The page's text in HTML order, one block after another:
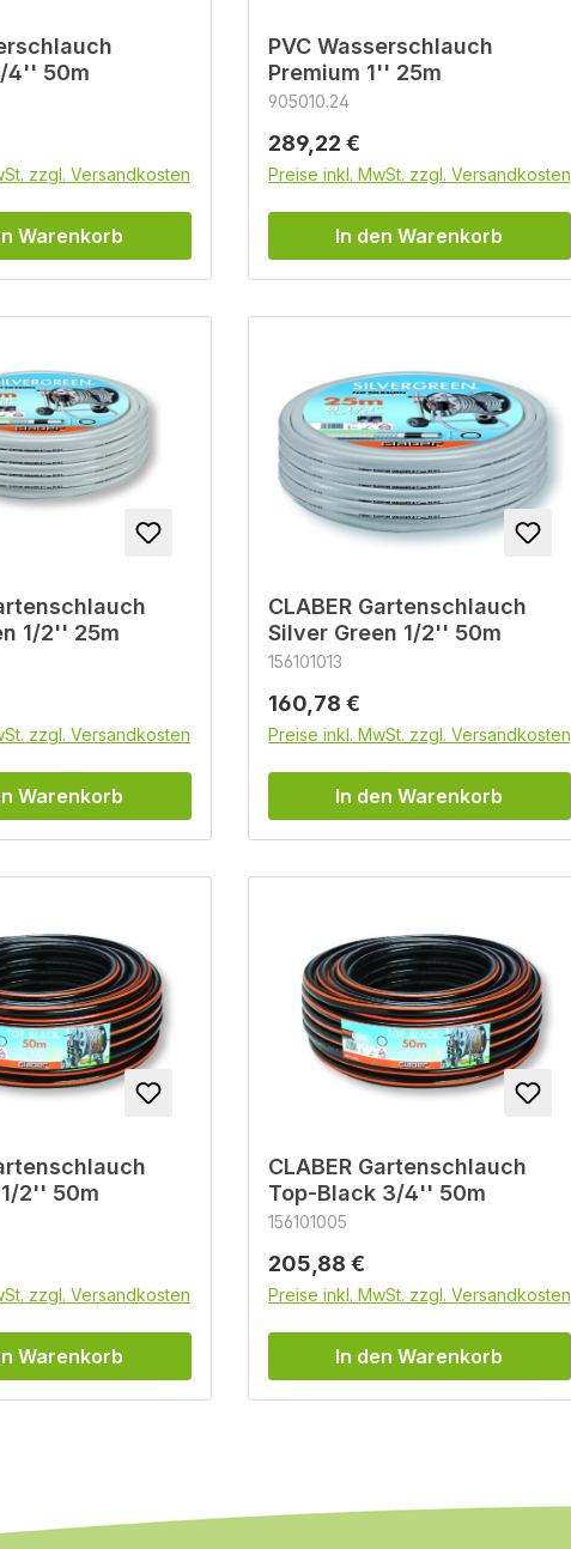
4'' 50m
zzgl. Versandkosten
Warenkorb
PVC Wasserschlauch
Premium 1'' 25m
905010.24
Regulärer Preis:
289,22 €
Preise inkl. MwSt. zzgl. Versandkosten
In den Warenkorb
1/2'' 25m
zzgl. Versandkosten
Warenkorb
CLABER Gartenschlauch
Silver Green 1/2'' 50m
156101013
Regulärer Preis:
160,78 €
Preise inkl. MwSt. zzgl. Versandkosten
In den Warenkorb
2'' 50m
zzgl. Versandkosten
Warenkorb
CLABER Gartenschlauch
Top-Black 3/4'' 50m
156101005
Regulärer Preis:
205,88 €
Preise inkl. MwSt. zzgl. Versandkosten
In den Warenkorb